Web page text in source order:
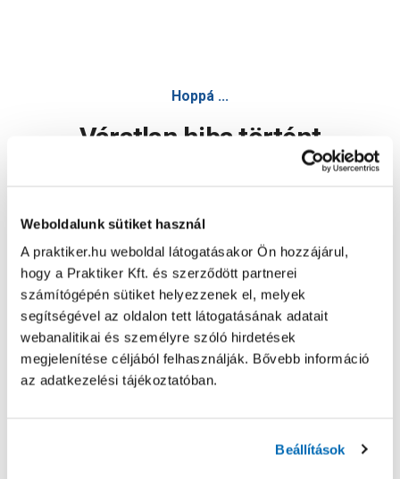
Weboldalunk sütiket használ
A praktiker.hu weboldal látogatásakor Ön hozzájárul,
hogy a Praktiker Kft. és szerződött partnerei
számítógépén sütiket helyezzenek el, melyek
segítségével az oldalon tett látogatásának adatait
webanalitikai és személyre szóló hirdetések
megjelenítése céljából felhasználják. Bővebb információ
az adatkezelési tájékoztatóban.
Beállítások
Hoppá ...
Váratlan hiba történt
Oldal újratöltése